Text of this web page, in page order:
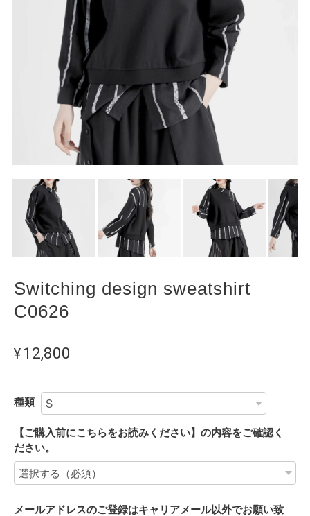
Switching design sweatshirt
C0626
¥12,800
種類
【ご購入前にこちらをお読みください】の内容をご確認く
ださい。
メールアドレスのご登録はキャリアメール以外でお願い致